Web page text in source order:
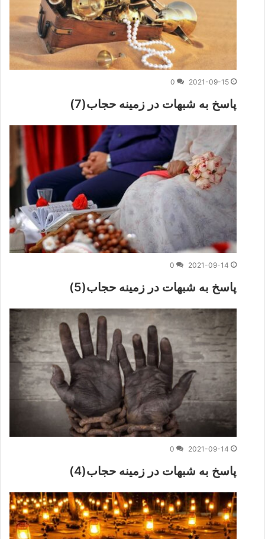
2021-09-15
0
پاسخ به شبهات در زمینه حجاب(7)
2021-09-14
0
پاسخ به شبهات در زمینه حجاب(5)
2021-09-14
0
پاسخ به شبهات در زمینه حجاب(4)